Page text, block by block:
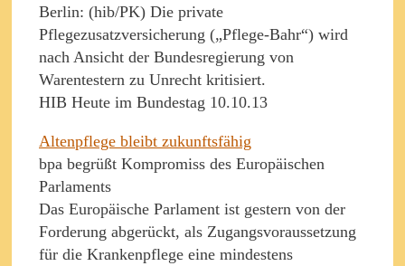
Berlin: (hib/PK) Die private
Pflegezusatzversicherung („Pflege-Bahr“) wird
nach Ansicht der Bundesregierung von
Warentestern zu Unrecht kritisiert.
HIB Heute im Bundestag 10.10.13
Altenpflege bleibt zukunftsfähig
bpa begrüßt Kompromiss des Europäischen
Parlaments
Das Europäische Parlament ist gestern von der
Forderung abgerückt, als Zugangsvoraussetzung
für die Krankenpflege eine mindestens